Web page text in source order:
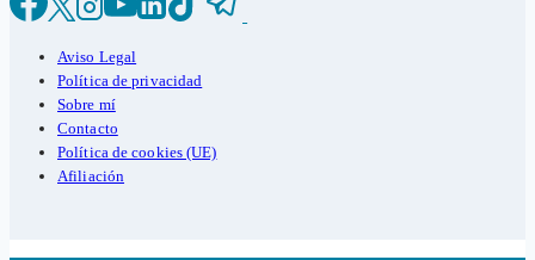
Aviso Legal
Política de privacidad
Sobre mí
Contacto
Política de cookies (UE)
Afiliación